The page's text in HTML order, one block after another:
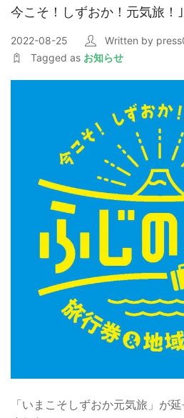
今こそ！しずおか！元気旅！
2022-08-25 Written by
Tagged as お知らせ
「いまこそしずおか元気旅」が